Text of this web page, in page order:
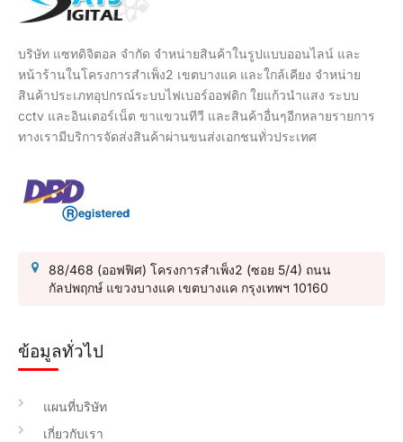
บริษัท แซทดิจิตอล จำกัด จำหน่ายสินค้าในรูปแบบออนไลน์ และ
หน้าร้านในโครงการสำเพ็ง2 เขตบางแค และใกล้เคียง จำหน่าย
สินค้าประเภทอุปกรณ์ระบบไฟเบอร์ออฟติก ใยแก้วนำแสง ระบบ
cctv และอินเตอร์เน็ต ขาแขวนทีวี และสินค้าอื่นๆอีกหลายรายการ
ทางเรามีบริการจัดส่งสินค้าผ่านขนส่งเอกชนทั่วประเทศ
88/468 (ออฟฟิศ) โครงการสำเพ็ง2 (ซอย 5/4) ถนน
กัลปพฤกษ์ แขวงบางแค เขตบางแค กรุงเทพฯ 10160
ข้อมูลทั่วไป
แผนที่บริษัท
เกี่ยวกับเรา